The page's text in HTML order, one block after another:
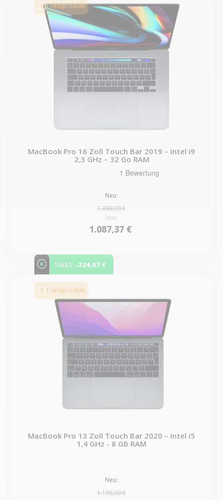
1 restprodukt
MacBook Pro 16 Zoll Touch Bar 2019 – Intel i9
2,3 GHz – 32 Go RAM
Neu:
1.399,00 €
Von
1.087,37 €
SALES -224,07 €
1 restprodukt
MacBook Pro 13 Zoll Touch Bar 2020 – Intel i5
1,4 GHz - 8 GB RAM
Neu:
1.199,00 €